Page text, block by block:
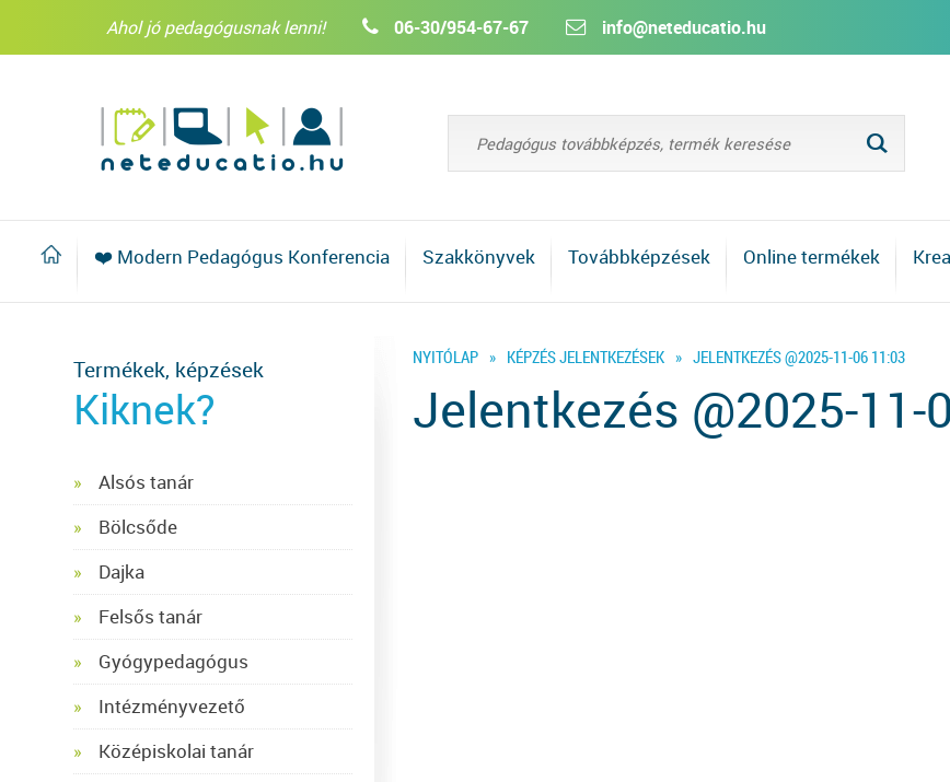
Ahol jó pedagógusnak lenni! 06-30/954-67-67 info@neteducatio.hu
L
❤️ Modern Pedagógus Konferencia Szakkönyvek Továbbképzések Online termékek
NYITÓLAP » KÉPZÉS JELENTKEZÉSEK » JELENTKEZÉS @2025-11-06 11:03
Jelentkezés @2025-11-
Termékek, képzések
Kiknek?
Alsós tanár
Bölcsőde
Dajka
Felsős tanár
Gyógypedagógus
Intézményvezető
Középiskolai tanár